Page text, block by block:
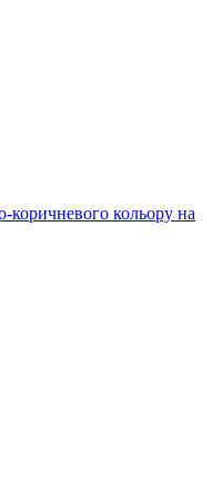
коричневого кольору на